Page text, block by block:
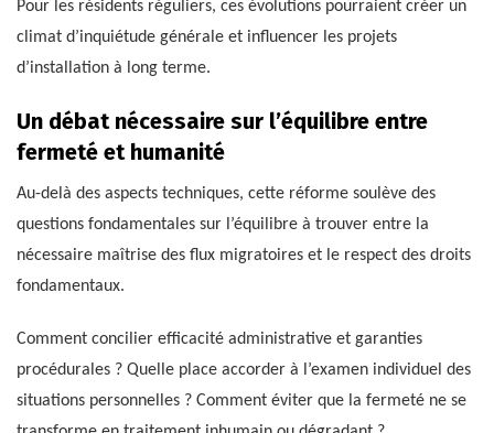
Pour les résidents réguliers, ces évolutions pourraient créer un
climat d’inquiétude générale et influencer les projets
d’installation à long terme.
Un débat nécessaire sur l’équilibre entre
fermeté et humanité
Au-delà des aspects techniques, cette réforme soulève des
questions fondamentales sur l’équilibre à trouver entre la
nécessaire maîtrise des flux migratoires et le respect des droits
fondamentaux.
Comment concilier efficacité administrative et garanties
procédurales ? Quelle place accorder à l’examen individuel des
situations personnelles ? Comment éviter que la fermeté ne se